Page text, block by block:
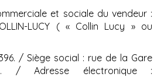
et sociale du vendeur :
LUCY ( « Collin Lucy » ou
/ Siège social : rue de la Gare
/ Adresse électronique :